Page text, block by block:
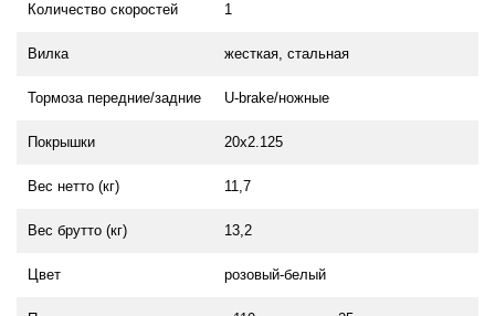
Количество скоростей 1
Вилка жесткая, стальная
Тормоза передние/задние U-brake/ножные
Покрышки 20х2.125
Вес нетто (кг) 11,7
Вес брутто (кг) 13,2
Цвет розовый-белый